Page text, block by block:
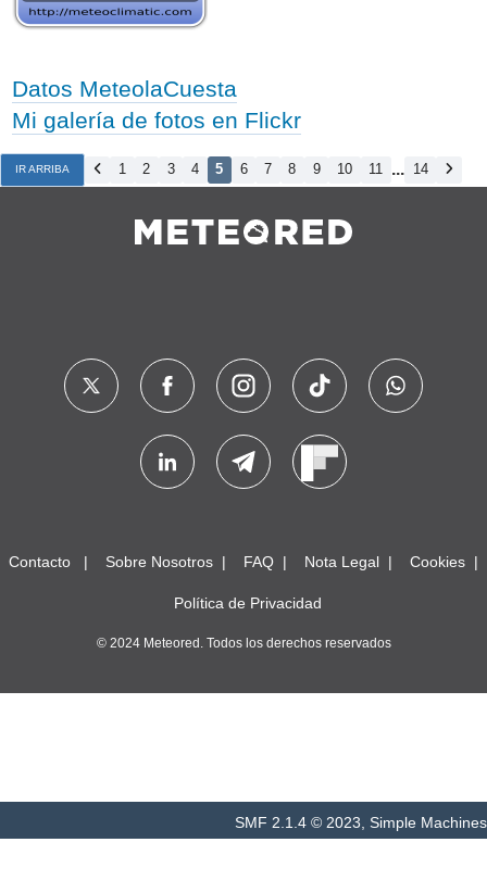
Datos MeteolaCuesta
Mi galería de fotos en Flickr
IR ARRIBA 1 2 3 4 5 6 7 8 9 10 11 ... 14
Contacto Sobre Nosotros FAQ Nota Legal Cookies
Política de Privacidad
© 2024 Meteored. Todos los derechos reservados
SMF 2.1.4 © 2023, Simple Machines